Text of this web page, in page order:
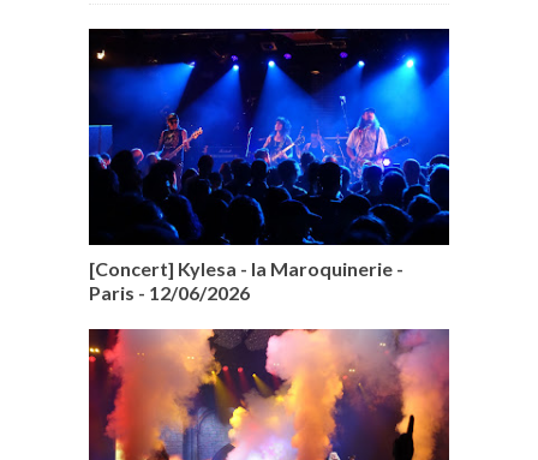
[Concert] Kylesa - la Maroquinerie -
Paris - 12/06/2026